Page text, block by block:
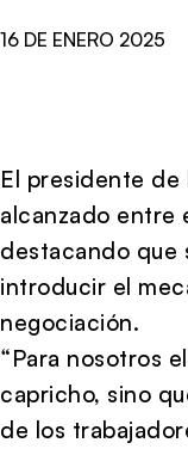
16 DE ENERO 2025
El presidente de
alcanzado entre
destacando que
introducir el
negociación.
“Para nosotros
capricho, sino
de los